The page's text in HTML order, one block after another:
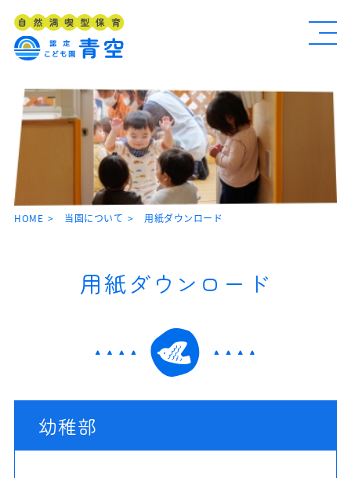
HOME 当園について 用紙ダウンロード
用紙ダウンロード
幼稚部